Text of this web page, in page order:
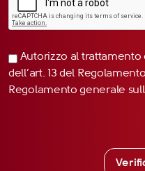
Autorizzo al trattamento
dell’art. 13 del
Regolamento generale